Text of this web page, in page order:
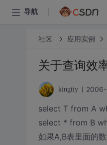
导航
社区 应用实例
关于查询效
kingtiy
select T from A
select * from B
如果A,B表里面的